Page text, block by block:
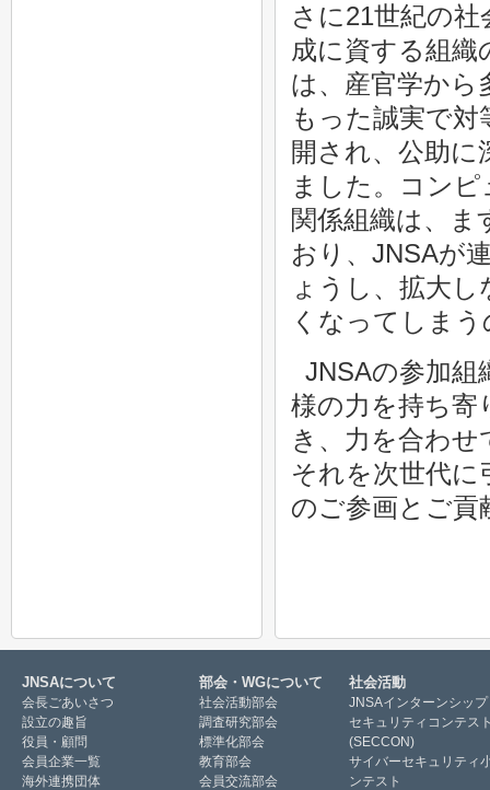
さに21世紀の
成に資する組
は、産官学から
もった誠実で
開され、公助
ました。コン
関係組織は、ま
おり、JNSAが
ょうし、拡大
くなってしま
JNSAの参加
様の力を持ち寄
き、力を合わ
それを次世代
のご参画とご貢
JNSAについて
会長ごあいさつ
設立の趣旨
役員・顧問
会員企業一覧
海外連携団体
部会・WGについて
社会活動部会
調査研究部会
標準化部会
教育部会
会員交流部会
社会活動
JNSAインターンシップ
セキュリティコンテス
(SECCON)
サイバーセキュリティ
ンテスト